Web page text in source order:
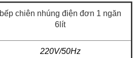
bếp chiên nhúng điện đơn 1 ngăn
6lít
220V/50Hz